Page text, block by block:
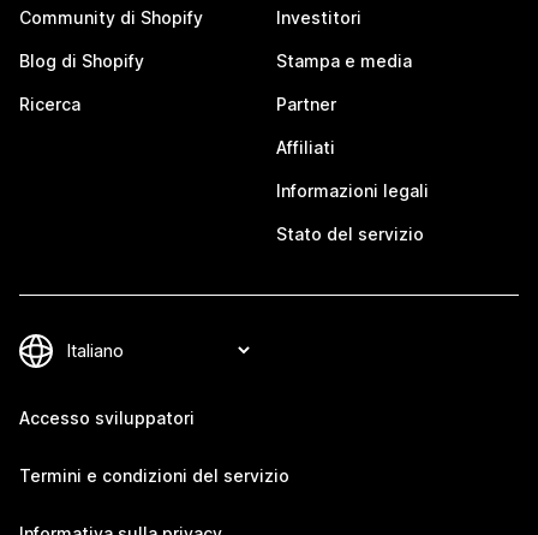
Community di Shopify
Blog di Shopify
Ricerca
Investitori
Stampa e media
Partner
Affiliati
Informazioni legali
Stato del servizio
Accesso sviluppatori
Termini e condizioni del servizio